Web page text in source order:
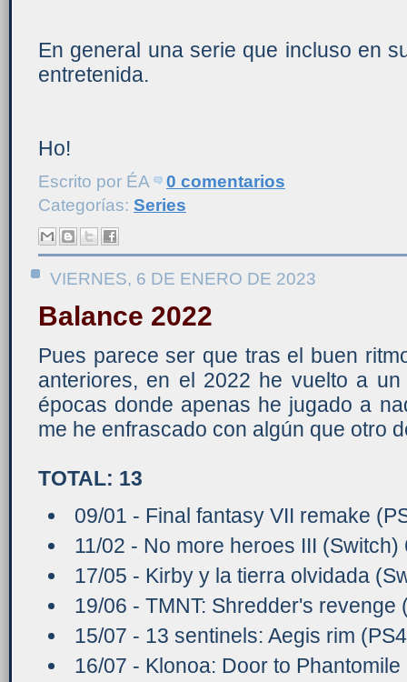
En general una serie que incluso en
entretenida.
Ho!
Escrito por ÉA
0 comentarios
Categorías: Series
VIERNES, 6 DE ENERO DE 2023
Balance 2022
Pues parece ser que tras el buen
anteriores, en el 2022 he vuelto a
épocas donde apenas he jugado a
me he enfrascado con algún que otro
TOTAL: 13
09/01 - Final fantasy VII remake
11/02 - No more heroes III (Switch)
17/05 - Kirby y la tierra olvidada
19/06 - TMNT: Shredder's revenge
15/07 - 13 sentinels: Aegis rim
16/07 - Klonoa: Door to Phantomile